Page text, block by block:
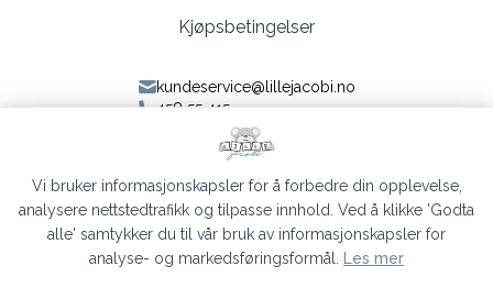
Kjøpsbetingelser
kundeservice@lillejacobi.no
458 55 415
Følg oss på Facebook
Følg oss på Instagram
Vi bruker informasjonskapsler for å forbedre din opplevelse,
analysere nettstedtrafikk og tilpasse innhold. Ved å klikke 'Godta
alle' samtykker du til vår bruk av informasjonskapsler for
analyse- og markedsføringsformål.
Les mer